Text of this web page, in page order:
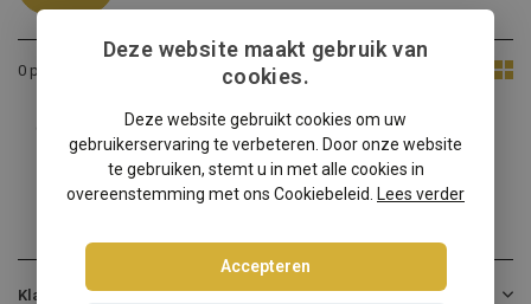
0 producten
Geen producten gevonden!...
Klantenservice
Deze website maakt gebruik van
cookies.
Deze website gebruikt cookies om uw
gebruikerservaring te verbeteren. Door onze website
te gebruiken, stemt u in met alle cookies in
overeenstemming met ons Cookiebeleid. Lees verder
Accepteren